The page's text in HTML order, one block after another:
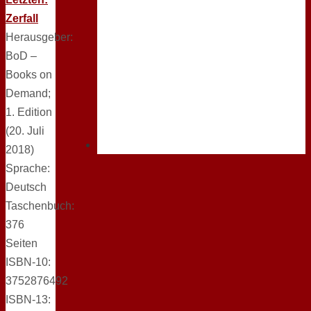
Zerfall
Herausgeber:
BoD –
Books on
Demand;
1. Edition
(20. Juli
2018)
Sprache:
Deutsch
Taschenbuch:
376
Seiten
ISBN-10:
3752876492
ISBN-13: